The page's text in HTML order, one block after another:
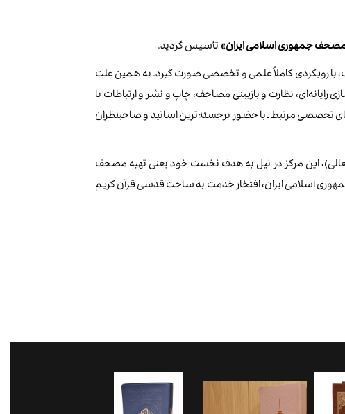
جمهوری اسلامی ایران» تأسیس گردید.
با رویکردی کاملاً علمی و تخصصی صورت گیرد. به همین علت
نظارت و بازبینی مصاحف، چاپ و نشر و ارتباطات با
تخصصی مرتبط ـ با حضور برجسته‌ترین اساتید و صاحبنظران
این مرکز در نیل به هدف نخست خود یعنی تهیه مصحف
اسلامی ایران، افتخار خدمت به ساحت قدسی قرآن کریم